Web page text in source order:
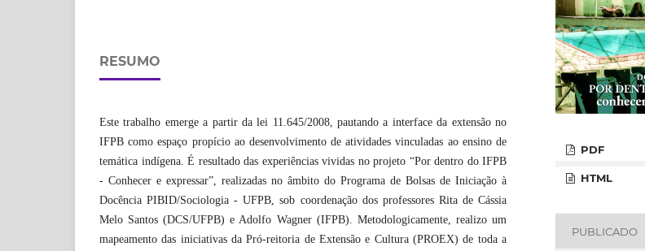
RESUMO
Este trabalho emerge a partir da lei 11.645/2008, pautando a interface da extensão no
IFPB como espaço propício ao desenvolvimento de atividades vinculadas ao ensino de
temática indígena. É resultado das experiências vividas no projeto “Por dentro do IFPB
- Conhecer e expressar”, realizadas no âmbito do Programa de Bolsas de Iniciação à
Docência PIBID/Sociologia - UFPB, sob coordenação dos professores Rita de Cássia
Melo Santos (DCS/UFPB) e Adolfo Wagner (IFPB). Metodologicamente, realizo um
mapeamento das iniciativas da Pró-reitoria de Extensão e Cultura (PROEX) de toda a
PDF
HTML
PUBLICADO